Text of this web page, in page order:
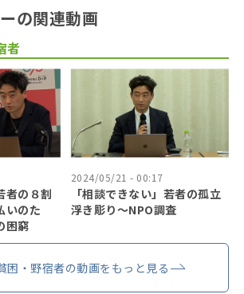
の関連動画
者
者の８割
いのた
困窮
2024/05/21 - 00:17
「相談できない」若者の孤立
浮き彫り〜NPO調査
困・野宿者の動画をもっと見る